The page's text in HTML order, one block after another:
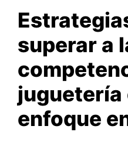
superar a
juguetería
enfoque